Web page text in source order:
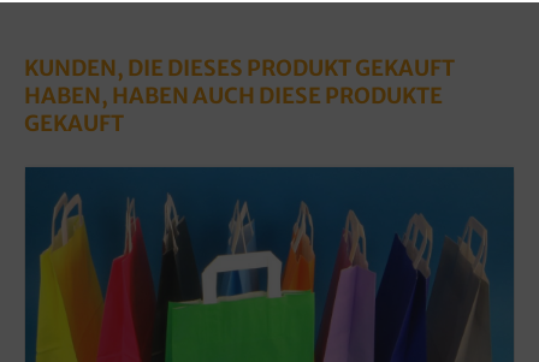
KUNDEN, DIE DIESES PRODUKT GEKAUFT
HABEN, HABEN AUCH DIESE PRODUKTE
GEKAUFT